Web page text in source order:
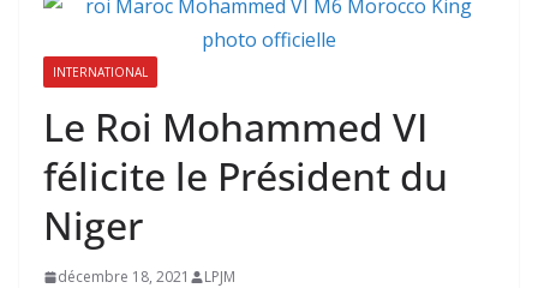
INTERNATIONAL
Le Roi Mohammed VI
félicite le Président du
Niger
décembre 18, 2021 LPJM